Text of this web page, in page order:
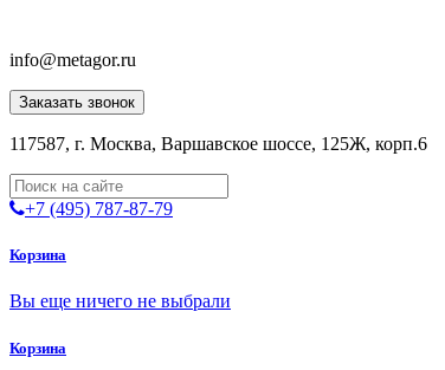
info@metagor.ru
Заказать звонок
117587, г. Москва, Варшавское шоссе, 125Ж, корп.6
+7 (495) 787-87-79
Корзина
Вы еще ничего не выбрали
Корзина